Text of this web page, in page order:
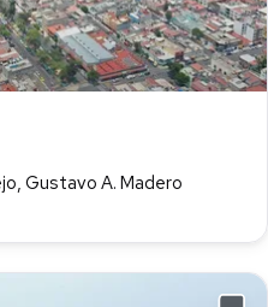
Gustavo A. Madero